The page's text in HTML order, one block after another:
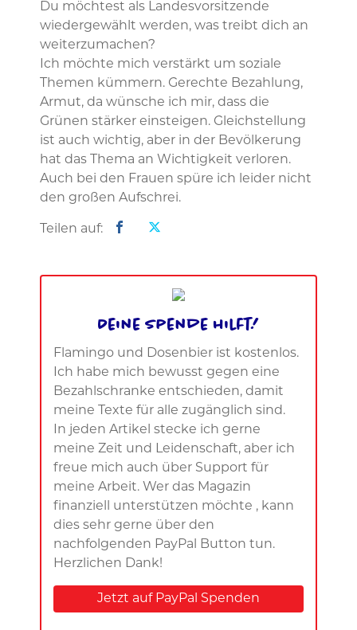
Du möchtest als Landesvorsitzende
wiedergewählt werden, was treibt dich an
weiterzumachen?
Ich möchte mich verstärkt um soziale
Themen kümmern. Gerechte Bezahlung,
Armut, da wünsche ich mir, dass die
Grünen stärker einsteigen. Gleichstellung
ist auch wichtig, aber in der Bevölkerung
hat das Thema an Wichtigkeit verloren.
Auch bei den Frauen spüre ich leider nicht
den großen Aufschrei.
Teilen auf:
Deine Spende hilft!
Flamingo und Dosenbier ist kostenlos.
Ich habe mich bewusst gegen eine
Bezahlschranke entschieden, damit
meine Texte für alle zugänglich sind.
In jeden Artikel stecke ich gerne
meine Zeit und Leidenschaft, aber ich
freue mich auch über Support für
meine Arbeit. Wer das Magazin
finanziell unterstützen möchte , kann
dies sehr gerne über den
nachfolgenden PayPal Button tun.
Herzlichen Dank!
Jetzt auf PayPal Spenden